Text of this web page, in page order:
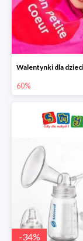
60%
-34%